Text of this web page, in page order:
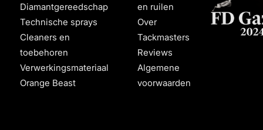
Diamantgereedschap
Technische sprays
Cleaners en
toebehoren
Verwerkingsmateriaal
Orange Beast
en ruilen
Over
Tackmasters
Reviews
Algemene
voorwaarden